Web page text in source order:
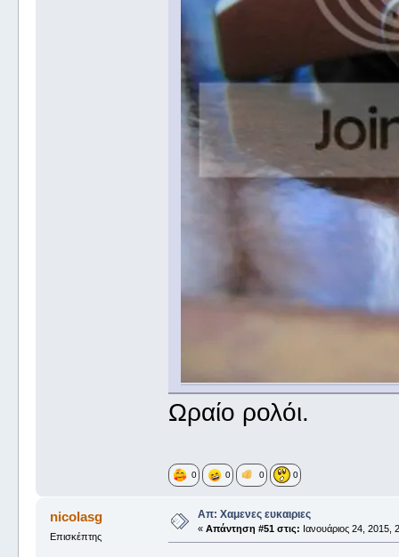
Ωραίο ρολόι.
0 0 0 0
nicolasg
Επισκέπτης
Απ: Χαμενες ευκαιριες
« Απάντηση #51 στις: Ιανουάριος 24, 2015,